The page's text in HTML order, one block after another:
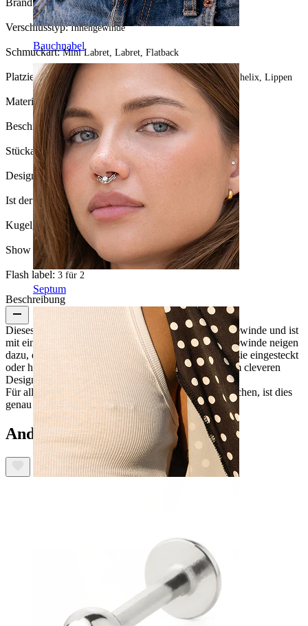
Bauchnabel
Septum
Brand:Bodymod Essentials
Verschlusstyp:Innengewinde
Schmuckart:Mini Labret, Labret, Flatback
Platzierung:Tragus, Ohrläppchen, Helix, Conch, Forward helix, Lippen
Material:Chirurgenstahl
Beschichtungsart:Ionenplattierung
Stückanzahl:1
Design:Sterne
Ist der Schmuck beschichtet?:Ja, ganzer Schmuck
Kugelgröße: 3.5 mm
Show pair option: Ja
Flash label: 3 für 2
Beschreibung
Dieses tolle Labret aus Chirurgenstahl hat ein Innengewinde und ist
mit einem Sternendesign versehen. Stifte mit Außengewinde neigen
dazu, die Haut zu zerkratzen und zu verletzen, wenn sie eingesteckt
oder herausgenommen werden, aber das ist bei diesem cleveren
Design definitiv nicht der Fall.
Für alle, die ein praktisches und vielseitiges Labret suchen, ist dies
genau das Richtige.
Andere haben ebenfalls gekauft